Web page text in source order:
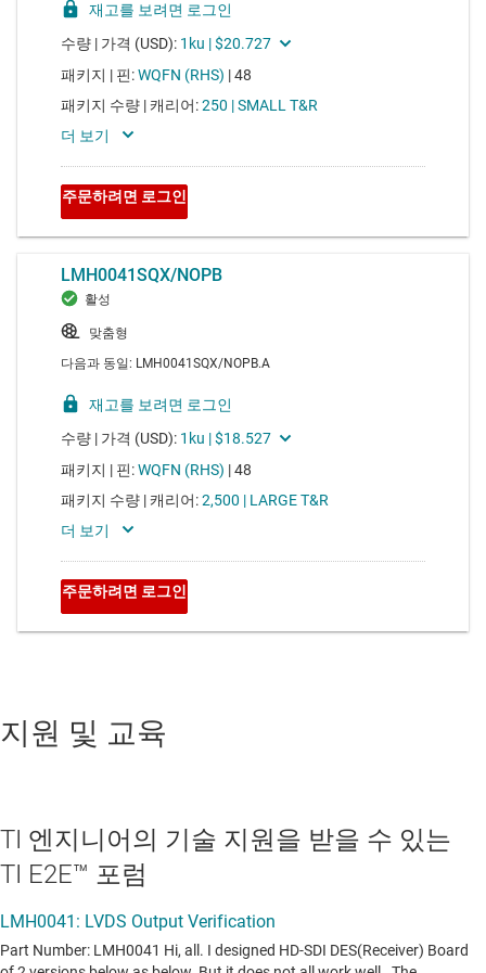
지원 및 교육
TI 엔지니어의 기술 지원을 받을 수 있는
TI E2E™ 포럼